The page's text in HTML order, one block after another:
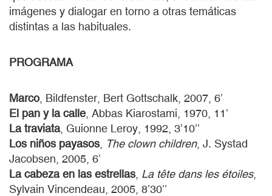
imágenes y dialogar en torno a otras temáticas
distintas a las habituales.
PROGRAMA
Marco , Bildfenster, Bert Gottschalk, 2007, 6’
El pan y la calle , Abbas Kiarostami, 1970, 11’
La traviata, Guionne Leroy, 1992, 3’10’’
Los niños payasos
The clown children, J. Systad
Jacobsen, 2005, 6’
La cabeza en las estrellas La tête dans les étoiles,
Sylvain Vincendeau, 2005, 8’30’’